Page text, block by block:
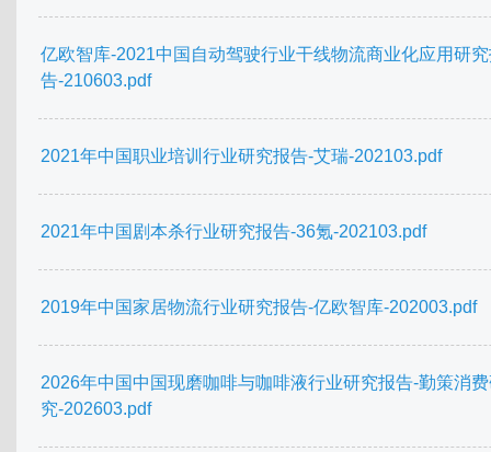
亿欧智库-2021中国自动驾驶行业干线物流商业化应用研
告-210603.pdf
2021年中国职业培训行业研究报告-艾瑞-202103.pdf
2021年中国剧本杀行业研究报告-36氪-202103.pdf
2019年中国家居物流行业研究报告-亿欧智库-202003.pdf
2026年中国中国现磨咖啡与咖啡液行业研究报告-勤策消
究-202603.pdf